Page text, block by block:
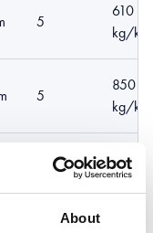
About
5
610
kg/km
5
850
kg/km
870
kg/km